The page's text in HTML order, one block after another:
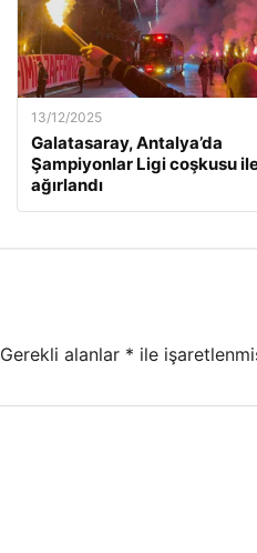
13/12/2025
Galatasaray, Antalya’da
Şampiyonlar Ligi coşkusu
ağırlandı
Gerekli alanlar * ile